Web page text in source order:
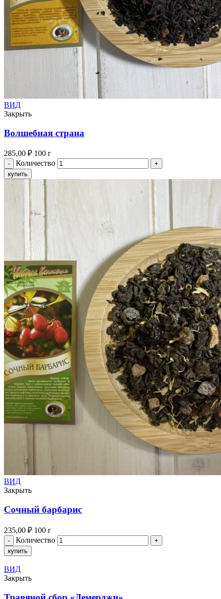
ВИД
Закрыть
Волшебная страна
285,00 ₽ 100 г
Количество
купить
ВИД
Закрыть
Сочный барбарис
235,00 ₽ 100 г
Количество
купить
ВИД
Закрыть